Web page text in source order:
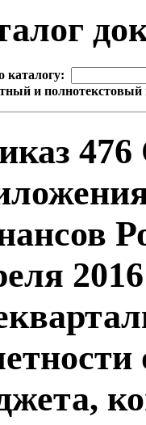
каталогу:
и полнотекстовый
476